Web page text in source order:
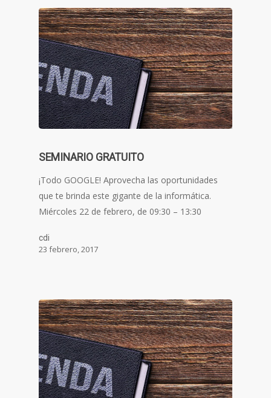
SEMINARIO GRATUITO
¡Todo GOOGLE! Aprovecha las oportunidades
que te brinda este gigante de la informática.
Miércoles 22 de febrero, de 09:30 – 13:30
cdi
23 febrero, 2017